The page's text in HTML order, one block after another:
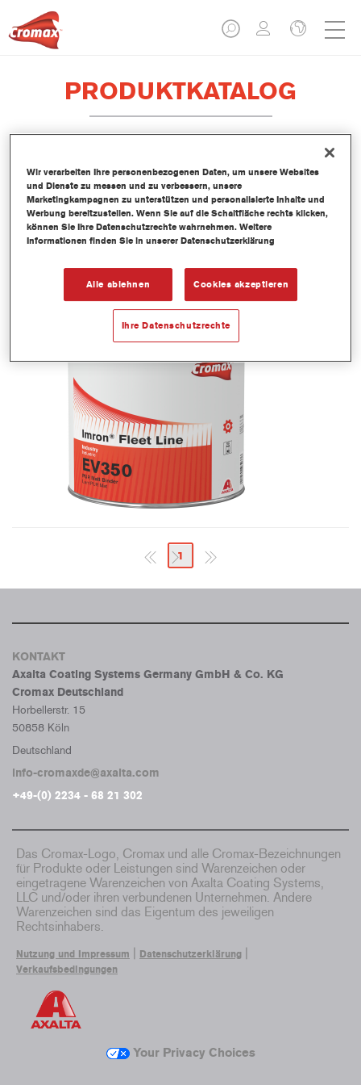
PRODUKTKATALOG
EV350 Imron® Fleet Line Industrie
PUR Matt Binder
Artikelnummer EV350 3.50 LI
Link zur Artikelseite
1
KONTAKT
Axalta Coating Systems Germany GmbH & Co. KG
Cromax Deutschland
Horbellerstr. 15
50858 Köln
Deutschland
info-cromaxde@axalta.com
+49-(0) 2234 - 68 21 302
Das Cromax-Logo, Cromax und alle Cromax-Bezeichnungen
für Produkte oder Leistungen sind Warenzeichen oder
eingetragene Warenzeichen von Axalta Coating Systems,
LLC und/oder ihren verbundenen Unternehmen. Andere
Warenzeichen sind das Eigentum des jeweiligen
Rechtsinhabers.
Nutzung und Impressum Datenschutzerklärung
Verkaufsbedingungen
Your Privacy Choices
Wir verarbeiten Ihre personenbezogenen Daten, um unsere Websites
und Dienste zu messen und zu verbessern, unsere
Marketingkampagnen zu unterstützen und personalisierte Inhalte und
Werbung bereitzustellen. Wenn Sie auf die Schaltfläche rechts klicken,
können Sie Ihre Datenschutzrechte wahrnehmen. Weitere
Informationen finden Sie in unserer Datenschutzerklärung
Alle ablehnen Cookies akzeptieren
Ihre Datenschutzrechte